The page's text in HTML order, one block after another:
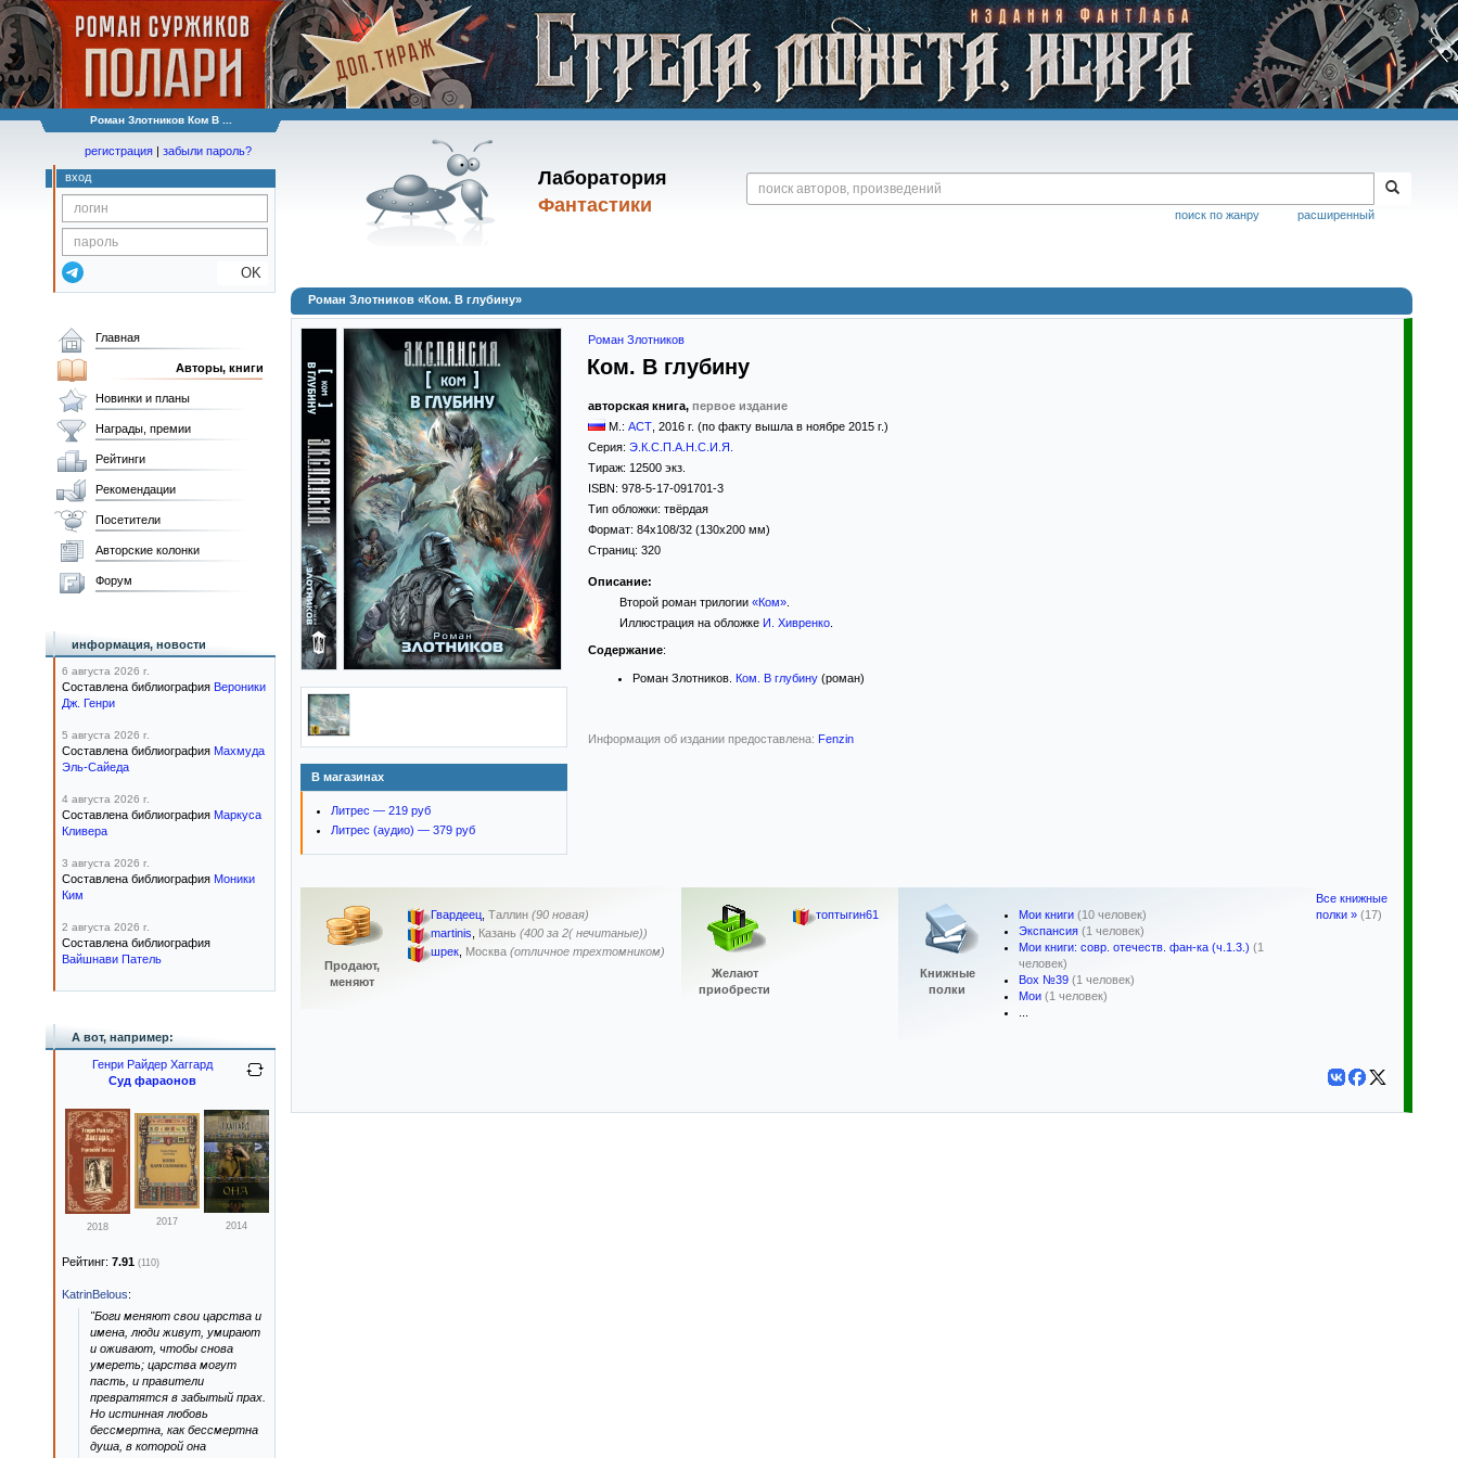
Роман Злотников Ком В ...
Лаборатория
Фантастики
расширенный
поиск по жанру
регистрация | забыли пароль?
вход
OK
Роман Злотников «Ком. В глубину»
В магазинах
Литрес — 219 руб
Литрес (аудио) — 379 руб
Роман Злотников
Ком. В глубину
авторская книга, первое издание
М.: АСТ 2016 г. (по факту вышла в ноябре 2015 г.)
Серия: Э.К.С.П.А.Н.С.И.Я.
Тираж: 12500 экз.
ISBN: 978-5-17-091701-3
Тип обложки: твёрдая
Формат: 84x108/32 (130x200 мм)
Страниц: 320
Описание:
Второй роман трилогии «Ком».
Иллюстрация на обложке И. Хивренко.
Содержание:
Роман Злотников. Ком. В глубину (роман)
Информация об издании предоставлена: Fenzin
Продают,
меняют
Гвардеец, Таллин (90 новая)
martinis, Казань (400 за 2( нечитаные))
шрек, Москва (отличное трехтомником)
Желают
приобрести
топтыгин61
Книжные
полки
Мои книги (10 человек)
Экспансия (1 человек)
Мои книги: совр. отечеств. фан-ка (ч.1.3.) (1
человек)
Box №39 (1 человек)
Мои (1 человек)
Все книжные
полки » (17)
Главная
Авторы, книги
Новинки и планы
Награды, премии
Рейтинги
Рекомендации
Посетители
Авторские колонки
Форум
информация, новости
6 августа 2026 г.
Составлена библиография Вероники
Дж. Генри
5 августа 2026 г.
Составлена библиография Махмуда
Эль-Сайеда
4 августа 2026 г.
Составлена библиография Маркуса
Кливера
3 августа 2026 г.
Составлена библиография Моники
Ким
2 августа 2026 г.
Составлена библиография
Вайшнави Патель
А вот, например:
Генри Райдер Хаггард
Суд фараонов
2018 2017 2014
Рейтинг: 7.91 (110)
KatrinBelous:
"Боги меняют свои царства и
имена, люди живут, умирают
и оживают, чтобы снова
умереть; царства могут
пасть, и правители
превратятся в забытый прах.
Но истинная любовь
бессмертна, как бессмертна
душа, в которой она